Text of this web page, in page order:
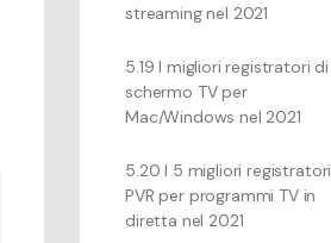
streaming nel 2021
5.19 I migliori registratori di
schermo TV per
Mac/Windows nel 2021
5.20 I 5 migliori registratori
PVR per programmi TV in
diretta nel 2021